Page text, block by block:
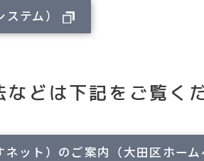
テム）
どは下記をご覧く
ット）のご案内（大田区ホーム